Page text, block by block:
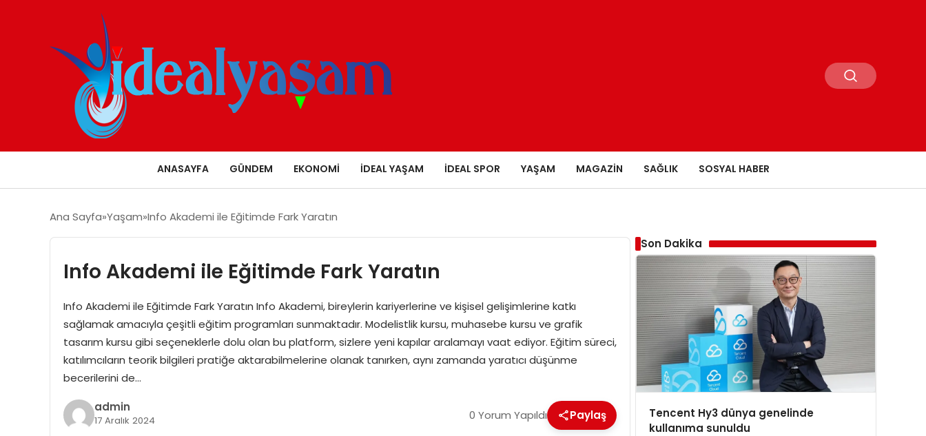
ANASAYFA GÜNDEM EKONOMI İDEAL YAŞAM İDEAL SPOR YAŞAM MAGAZIN SAĞLIK SOSYAL HABER
Ana Sayfa Yaşam Info Akademi ile Eğitimde Fark Yaratın
Info Akademi ile Eğitimde Fark Yaratın
Info Akademi ile Eğitimde Fark Yaratın Info Akademi, bireylerin kariyerlerine ve kişisel gelişimlerine katkı
sağlamak amacıyla çeşitli eğitim programları sunmaktadır. Modelistlik kursu, muhasebe kursu ve grafik
tasarım kursu gibi seçeneklerle dolu olan bu platform, sizlere yeni kapılar aralamayı vaat ediyor. Eğitim süreci,
katılımcıların teorik bilgileri pratiğe aktarabilmelerine olanak tanırken, aynı zamanda yaratıcı düşünme
becerilerini de…
admin
17 Aralık 2024 0 Yorum Yapıldı Paylaş
Son Dakika
Tencent Hy3 dünya genelinde
kullanıma sunuldu